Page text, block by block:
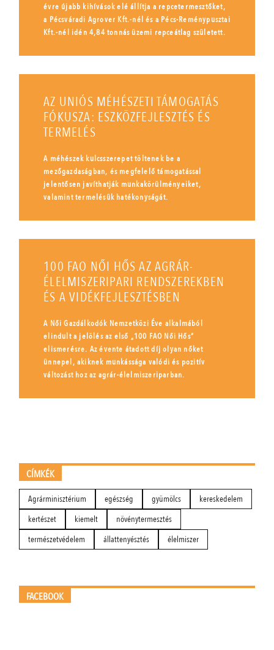
évre újabb kihívások elé állítja a repcetermesztőket,
a Pécsváradi Agrover Kft.-nél és a Pécs-Reménypusztai
Kft.-nél idén 4,84 tonnás üzemi repceátlag született.
AZ UNIÓS MÉHÉSZETI TÁMOGATÁS
FÓKUSZA: ESZKÖZFEJLESZTÉS ÉS
TERMELÉS
A méhészek kulcsszerepet töltenek be a
mezőgazdaságban, és megfelelő támogatással
jelentősen javíthatják munkakörülményeiket,
valamint termelésük hatékonyságát.
100 FAO NŐI HŐS AZ AGRÁR-
ÉLELMISZERIPARI RENDSZEREKBEN
ÉS A VIDÉKFEJLESZTÉSBEN
A Női Gazdálkodók Nemzetközi Éve alkalmából
elindult a jelölés az első „100 FAO Női Hős”
elismerésre. Az évente átadott díj olyan nőket
ünnepel, akiknek munkássága valódi és pozitív
változást hoz az agrár-élelmiszeriparban.
CÍMKÉK
Agrárminisztérium egészség gyümölcs
kereskedelem
kertészet
kiemelt
növénytermesztés
természetvédelem
állattenyésztés élelmiszer
FACEBOOK